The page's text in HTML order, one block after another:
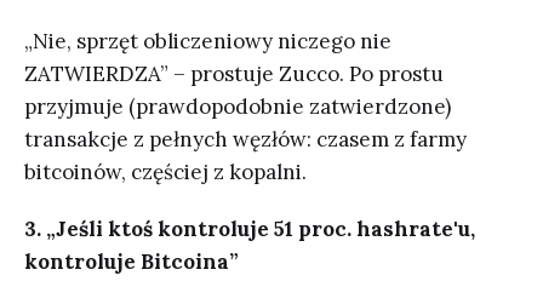
„Nie, sprzęt obliczeniowy niczego nie
ZATWIERDZA” – prostuje Zucco. Po prostu
przyjmuje (prawdopodobnie zatwierdzone)
transakcje z pełnych węzłów: czasem z farmy
bitcoinów, częściej z kopalni.
3. „Jeśli ktoś kontroluje 51 proc. hashrate'u,
kontroluje Bitcoina”